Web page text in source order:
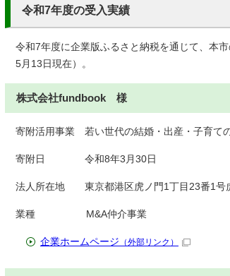
令和7年度の受入実績
令和7年度に企業版ふるさと納税を通じて、本
5月13日現在）。
株式会社fundbook 様
寄附活用事業 若い世代の結婚・出産・子育て
寄附日 令和8年3月30日
法人所在地 東京都港区虎ノ門1丁目23番1号
業種 M&A仲介事業
企業ホームページ （外部リンク）